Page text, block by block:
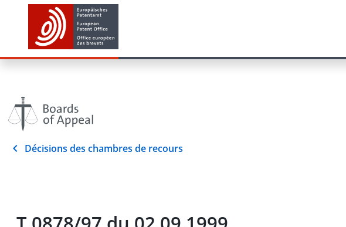
Décisions des chambres de recours